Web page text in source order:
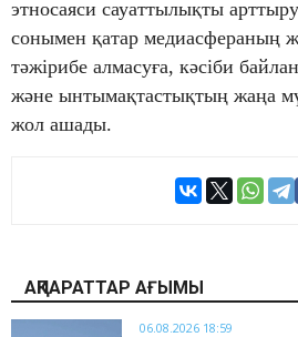
этносаяси сауаттылықты
сонымен қатар медиасфераның
тәжірибе алмасуға, кәсіби
және ынтымақтастықтың жаңа
жол ашады.
АҚПАРАТТАР АҒЫМЫ
06.08.2026 18:59